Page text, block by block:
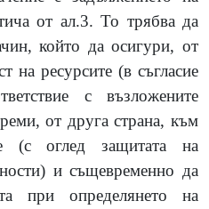
от ал.3. То трябва да
който да осигури, от
на ресурсите (в съгласие
с възложените
от друга страна, към
(с оглед защитата на
и същевременно да
при определянето на